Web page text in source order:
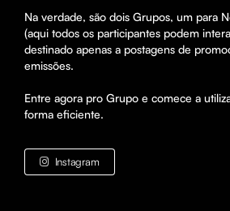
Na verdade, são dois Grupos, um para
(aqui todos os participantes podem
destinado apenas a postagens de
emissões.
Entre agora pro Grupo e comece a
forma eficiente.
Instagram